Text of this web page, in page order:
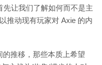
让我们了解如何而不是主
推动现有玩家对 Axie 的内
推移，那些本质上希望